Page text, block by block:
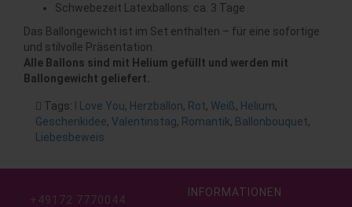
Schwebezeit Latexballons: ca. 3 Tage
Das Ballongewicht ist im Set enthalten – für eine sofortige
und stilvolle Präsentation.
Alle Ballons sind mit Helium gefüllt und werden mit
Ballongewicht geliefert.
Tags: I Love You, Herzballon, Rot, Weiß, Helium,
Geschenkidee, Valentinstag, Romantik, Ballonbouquet,
Liebesbeweis
+49172 7770044
INFORMATIONEN